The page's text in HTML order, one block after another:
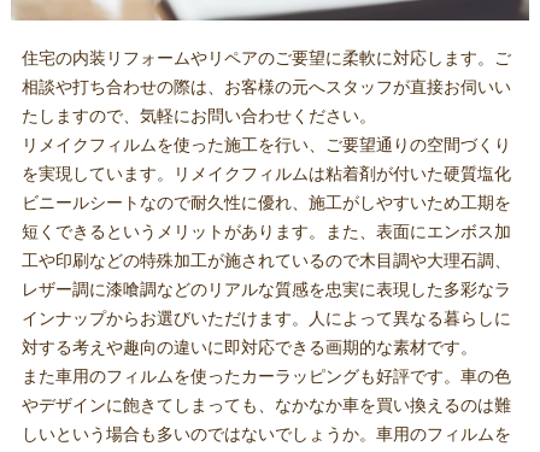
住宅の内装リフォームやリペアのご要望に柔軟に対応します。ご
相談や打ち合わせの際は、お客様の元へスタッフが直接お伺いい
たしますので、気軽にお問い合わせください。
リメイクフィルムを使った施工を行い、ご要望通りの空間づくり
を実現しています。リメイクフィルムは粘着剤が付いた硬質塩化
ビニールシートなので耐久性に優れ、施工がしやすいため工期を
短くできるというメリットがあります。また、表面にエンボス加
工や印刷などの特殊加工が施されているので木目調や大理石調、
レザー調に漆喰調などのリアルな質感を忠実に表現した多彩なラ
インナップからお選びいただけます。人によって異なる暮らしに
対する考えや趣向の違いに即対応できる画期的な素材です。
また車用のフィルムを使ったカーラッピングも好評です。車の色
やデザインに飽きてしまっても、なかなか車を買い換えるのは難
しいという場合も多いのではないでしょうか。車用のフィルムを